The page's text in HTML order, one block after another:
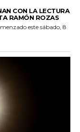
CON LA LECTURA
RAMÓN ROZAS
este sábado, 8